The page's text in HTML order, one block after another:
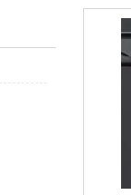
Příslušenství pro
Vzduchovky PCP
Kolimátory, lasery